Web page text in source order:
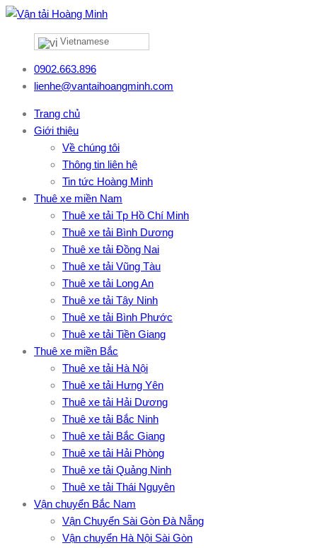
Vietnamese
0902.663.896
lienhe@vantaihoangminh.com
Trang chủ
Giới thiệu
Về chúng tôi
Thông tin liên hệ
Tin tức Hoàng Minh
Thuê xe miền Nam
Thuê xe tải Tp Hồ Chí Minh
Thuê xe tải Bình Dương
Thuê xe tải Đồng Nai
Thuê xe tải Vũng Tàu
Thuê xe tải Long An
Thuê xe tải Tây Ninh
Thuê xe tải Bình Phước
Thuê xe tải Tiền Giang
Thuê xe miền Bắc
Thuê xe tải Hà Nội
Thuê xe tải Hưng Yên
Thuê xe tải Hải Dương
Thuê xe tải Bắc Ninh
Thuê xe tải Bắc Giang
Thuê xe tải Hải Phòng
Thuê xe tải Quảng Ninh
Thuê xe tải Thái Nguyên
Vận chuyển Bắc Nam
Vận Chuyển Sài Gòn Đà Nẵng
Vận chuyển Hà Nội Sài Gòn